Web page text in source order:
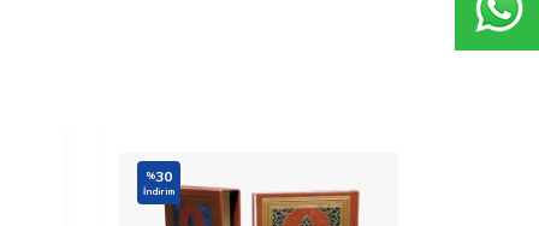
%30
İndirim